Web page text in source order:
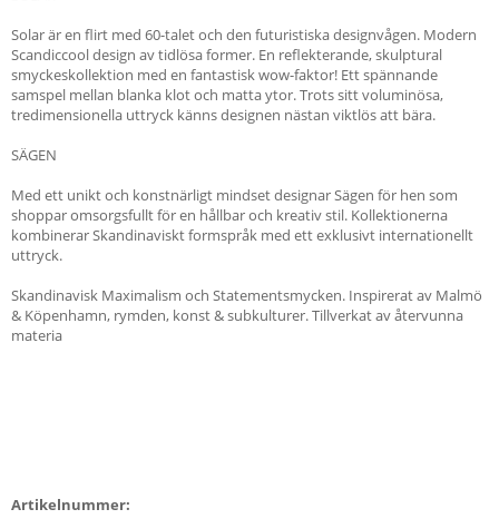
Solar är en flirt med 60-talet och den futuristiska designvågen. Modern
Scandiccool design av tidlösa former. En reflekterande, skulptural
smyckeskollektion med en fantastisk wow-faktor! Ett spännande
samspel mellan blanka klot och matta ytor. Trots sitt voluminösa,
tredimensionella uttryck känns designen nästan viktlös att bära.
SÄGEN
Med ett unikt och konstnärligt mindset designar Sägen för hen som
shoppar omsorgsfullt för en hållbar och kreativ stil. Kollektionerna
kombinerar Skandinaviskt formspråk med ett exklusivt internationellt
uttryck.
Skandinavisk Maximalism och Statementsmycken. Inspirerat av Malmö
& Köpenhamn, rymden, konst & subkulturer. Tillverkat av återvunna
materia
Artikelnummer: